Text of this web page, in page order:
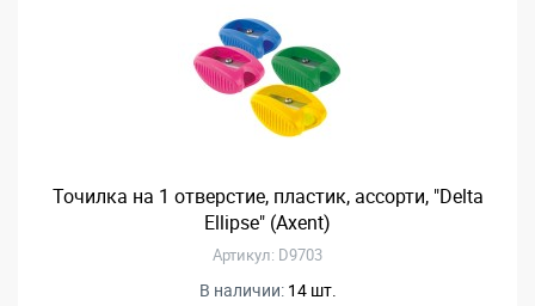
Точилка на 1 отверстие, пластик, ассорти, "Delta
Ellipse" (Axent)
Артикул: D9703
В наличии: 14 шт.